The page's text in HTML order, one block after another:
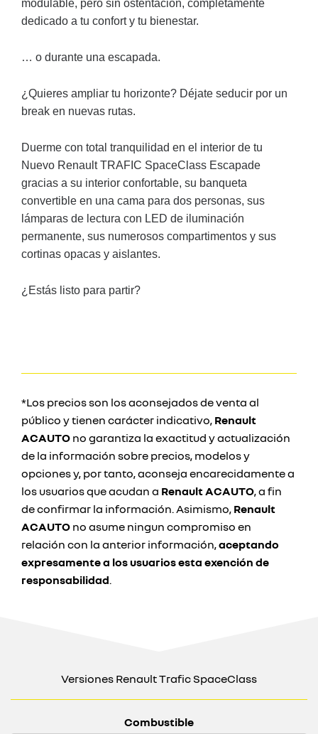
modulable, pero sin ostentación, completamente
dedicado a tu confort y tu bienestar.
… o durante una escapada.
¿Quieres ampliar tu horizonte? Déjate seducir por un
break en nuevas rutas.
Duerme con total tranquilidad en el interior de tu
Nuevo Renault TRAFIC SpaceClass Escapade
gracias a su interior confortable, su banqueta
convertible en una cama para dos personas, sus
lámparas de lectura con LED de iluminación
permanente, sus numerosos compartimentos y sus
cortinas opacas y aislantes.
¿Estás listo para partir?
*Los precios son los aconsejados de venta al
público y tienen carácter indicativo, Renault
ACAUTO no garantiza la exactitud y actualización
de la información sobre precios, modelos y
opciones y, por tanto, aconseja encarecidamente a
los usuarios que acudan a Renault ACAUTO, a fin
de confirmar la información. Asimismo, Renault
ACAUTO no asume ningun compromiso en
relación con la anterior información,aceptando
expresamente a los usuarios esta exención de
responsabilidad.
Versiones Renault Trafic SpaceClass
Combustible